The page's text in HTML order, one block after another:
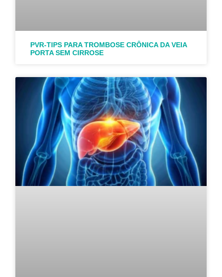
PVR-TIPS PARA TROMBOSE CRÔNICA DA VEIA
PORTA SEM CIRROSE